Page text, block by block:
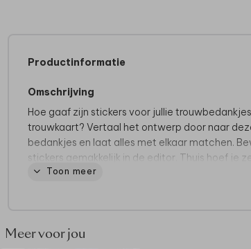
Productinformatie
Omschrijving
Hoe gaaf zijn stickers voor jullie
trouwkaart? Vertaal het ontwerp door naar
bedankjes en laat alles met elkaar matchen.
stickers gemakkelijk in de editor. Thuis hoef je
leuk item zoals een zeepje, kaarsje of potje te
• Gedrukt op wit, glanzend materiaal
Toon meer
Meer voor jou